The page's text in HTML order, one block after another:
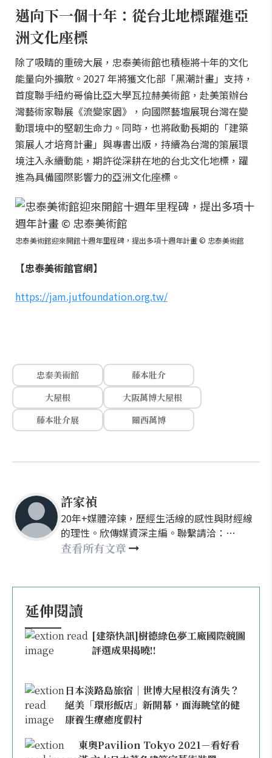
邁向下一個十年：從台北地標躍進亞
洲文化座標
除了吸睛的重磅大展，忠泰美術館也積極將十年的文化
能量向外擴散。2027 年將獲文化部「黑潮計畫」支持，
首度聯手紐約哥倫比亞大學瓦拉赫美術館，赴美策辦台
灣藝術家聯展《流變家園》，向國際藝壇展現台灣在變
動環境中的堅韌生命力。同時，也將啟動長期的「建築
策展人才培育計畫」與專書出版，持續為台灣的策展環
境注入永續動能，期許從深耕在地的台北文化地標，躍
進為具備國際影響力的亞洲文化座標。
忠泰美術館迎來開館十週年里程碑，提出多項十週年計畫 © 忠泰美術館
【忠泰美術館官網】
https://jam.jutfoundation.org.tw/
忠泰美術館
藤本壯介
大屋根
大阪萬博大屋根
藤本壯介展
關西萬博
許家禎
20年+媒體淬鍊，歷經生活線的感性與財經線
的理性。欣傳媒資深主編。聯繫請洽：
nellyhsu@xinmedia.com
查看所有文章
延伸閱讀
[建築快訊]樹德綠色夢工廠國際競圖
評選成果揭曉!!
日本淡路島旅宿｜世博大屋根沒有消失？
絕美「環形飯店」新開幕，面海眺望的健
康養生療癒度假村
東奧Pavilion Tokyo 2021－看好看